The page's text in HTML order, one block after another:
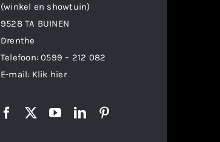
(winkel en showtuin)
9528 TA BUINEN
Drenthe
Telefoon:0599 – 212 082
E-mail: Klik hier